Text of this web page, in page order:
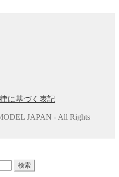
に基づく表記
JAPAN - All Rights
検索